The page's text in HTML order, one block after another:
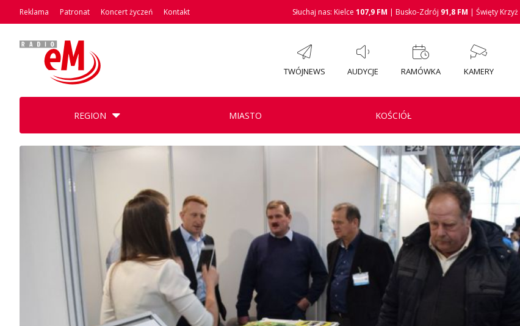
Reklama Patronat Koncert życzeń Kontakt Słuchaj nas: Kielce 107,9 FM | Busko-Zdrój 91,8 FM | Święty Krzyż
TWÓJNEWS AUDYCJE RAMÓWKA KAMERY
REGION MIASTO KOŚCIÓŁ